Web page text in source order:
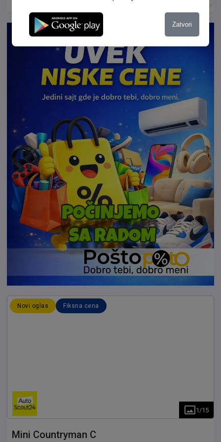
Reifendruck-Kontrolle - MINI EXPERIENCE MODES -
Alarmanlage - Warndreieck und Verbandkasten -
Sitzverstellung für Fondsitze - MINI Head-Up Display -
Teleservices - Gesetzlicher Notruf - Sitzheizung für Fahrer und
Beifahrer - MINI Navigation AR - Driving Assistant - Personal
eSIM - Aktiver Fußgängerschutz - Radschraubensicherung -
Steptronic Getriebe mit Doppelkupplung - Lenkradheizung -
Zusatzumfänge Classic Trim - Sport-Lenkrad Felgen: - 17"
Profile Spoke grey Dachhimmel: - Dachhimmel hell Pakete: -
Paket L Angebotsnummer: 1701964 Vehicle Listing ID:
0195041d-a2f7-78d7-ac26-8c7c926a5bee
Novi oglas Fiksna cena
1 /15
Mini Countryman C
Zatvori